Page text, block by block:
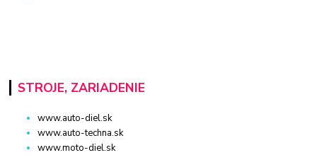
STROJE, ZARIADENIE
www.auto-diel.sk
www.auto-techna.sk
www.moto-diel.sk